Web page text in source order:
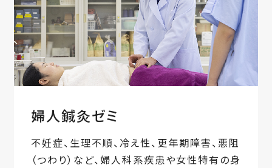
婦人鍼灸ゼミ
不妊症、生理不順、冷え性、更年期障害、悪阻
（つわり）など、婦人科系疾患や女性特有の身